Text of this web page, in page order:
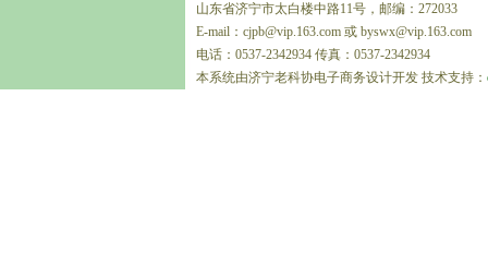
山东省济宁市太白楼中路11号，邮编：272033
E-mail：cjpb@vip.163.com 或 byswx@vip.163.com
电话：0537-2342934 传真：0537-2342934
本系统由济宁老科协电子商务设计开发 技术支持：